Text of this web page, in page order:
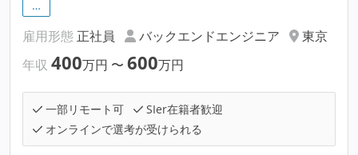
…
雇用形態 正社員 バックエンドエンジニア
東京
年収 400万円 〜 600万円
一部リモート可
SIer在籍者歓迎
オンラインで選考が受けられる